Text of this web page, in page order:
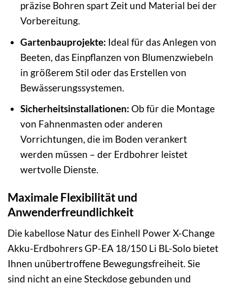
präzise Bohren spart Zeit und Material bei der
Vorbereitung.
Gartenbauprojekte: Ideal für das Anlegen von
Beeten, das Einpflanzen von Blumenzwiebeln
in größerem Stil oder das Erstellen von
Bewässerungssystemen.
Sicherheitsinstallationen: Ob für die Montage
von Fahnenmasten oder anderen
Vorrichtungen, die im Boden verankert
werden müssen – der Erdbohrer leistet
wertvolle Dienste.
Maximale Flexibilität und
Anwenderfreundlichkeit
Die kabellose Natur des Einhell Power X-Change
Akku-Erdbohrers GP-EA 18/150 Li BL-Solo bietet
Ihnen unübertroffene Bewegungsfreiheit. Sie
sind nicht an eine Steckdose gebunden und